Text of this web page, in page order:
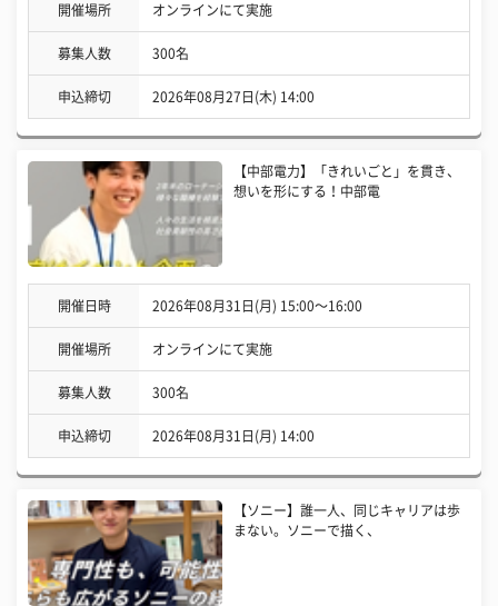
開催場所 オンラインにて実施
募集人数 300名
申込締切 2026年08月27日(木) 14:00
【中部電力】「きれいごと」を貫き、
想いを形にする！中部電
開催日時 2026年08月31日(月) 15:00〜16:00
開催場所 オンラインにて実施
募集人数 300名
申込締切 2026年08月31日(月) 14:00
【ソニー】誰一人、同じキャリアは歩
まない。ソニーで描く、